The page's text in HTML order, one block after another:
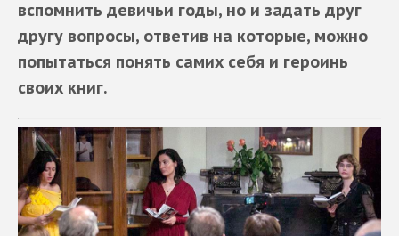
вспомнить девичьи годы, но и задать друг
другу вопросы, ответив на которые, можно
попытаться понять самих себя и героинь
своих книг.